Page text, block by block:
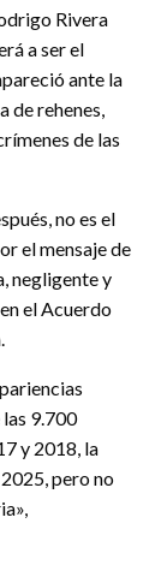
Rivera
a ser el
ante la
de rehenes,
de las
no es el
el mensaje de
negligente y
el Acuerdo
9.700
y 2018, la
pero no